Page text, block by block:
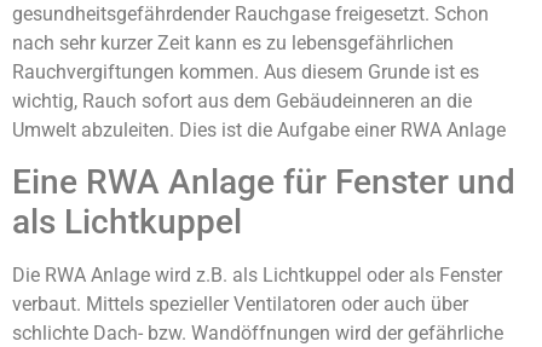
gesundheitsgefährdender Rauchgase freigesetzt. Schon
nach sehr kurzer Zeit kann es zu lebensgefährlichen
Rauchvergiftungen kommen. Aus diesem Grunde ist es
wichtig, Rauch sofort aus dem Gebäudeinneren an die
Umwelt abzuleiten. Dies ist die Aufgabe einer RWA Anlage
Eine RWA Anlage für Fenster und
als Lichtkuppel
Die RWA Anlage wird z.B. als Lichtkuppel oder als Fenster
verbaut. Mittels spezieller Ventilatoren oder auch über
schlichte Dach- bzw. Wandöffnungen wird der gefährliche